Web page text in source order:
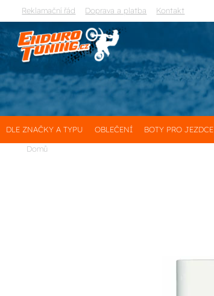
Reklamační řád Doprava a platba Kontakt
DLE ZNAČKY A TYPU OBLEČENÍ BOTY PRO JEZDCE
Domů